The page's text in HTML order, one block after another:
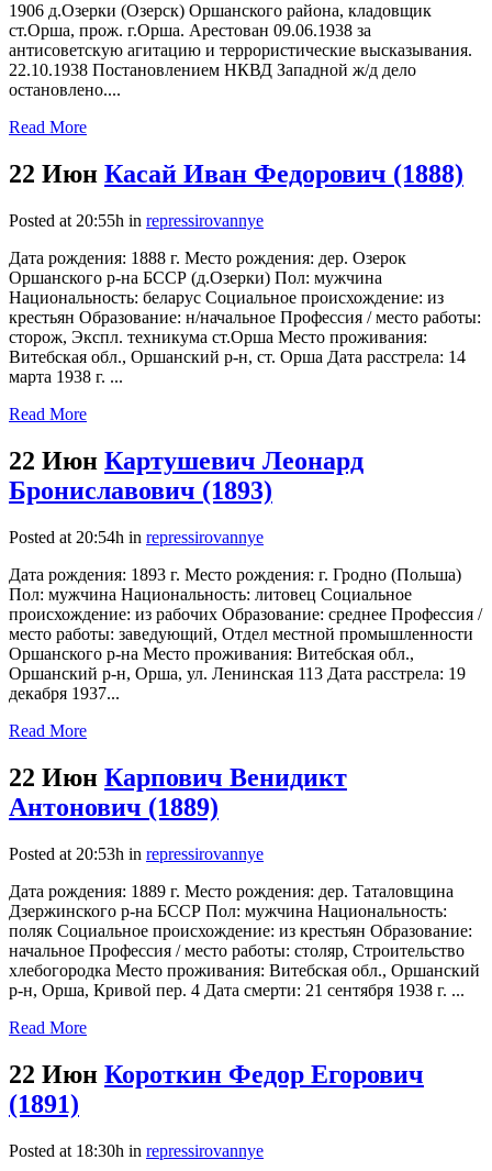
1906 д.Озерки (Озерск) Оршанского района, кладовщик
ст.Орша, прож. г.Орша. Арестован 09.06.1938 за
антисоветскую агитацию и террористические высказывания.
22.10.1938 Постановлением НКВД Западной ж/д дело
остановлено....
Read More
22 Июн Касай Иван Федорович (1888)
Posted at 20:55h in repressirovannye
Дата рождения: 1888 г. Место рождения: дер. Озерок
Оршанского р-на БССР (д.Озерки) Пол: мужчина
Национальность: беларус Социальное происхождение: из
крестьян Образование: н/начальное Профессия / место работы:
сторож, Экспл. техникума ст.Орша Место проживания:
Витебская обл., Оршанский р-н, ст. Орша Дата расстрела: 14
марта 1938 г. ...
Read More
22 Июн Картушевич Леонард
Брониславович (1893)
Posted at 20:54h in repressirovannye
Дата рождения: 1893 г. Место рождения: г. Гродно (Польша)
Пол: мужчина Национальность: литовец Социальное
происхождение: из рабочих Образование: среднее Профессия /
место работы: заведующий, Отдел местной промышленности
Оршанского р-на Место проживания: Витебская обл.,
Оршанский р-н, Орша, ул. Ленинская 113 Дата расстрела: 19
декабря 1937...
Read More
22 Июн Карпович Венидикт
Антонович (1889)
Posted at 20:53h in repressirovannye
Дата рождения: 1889 г. Место рождения: дер. Таталовщина
Дзержинского р-на БССР Пол: мужчина Национальность:
поляк Социальное происхождение: из крестьян Образование:
начальное Профессия / место работы: столяр, Строительство
хлебогородка Место проживания: Витебская обл., Оршанский
р-н, Орша, Кривой пер. 4 Дата смерти: 21 сентября 1938 г. ...
Read More
22 Июн Короткин Федор Егорович
(1891)
Posted at 18:30h in repressirovannye